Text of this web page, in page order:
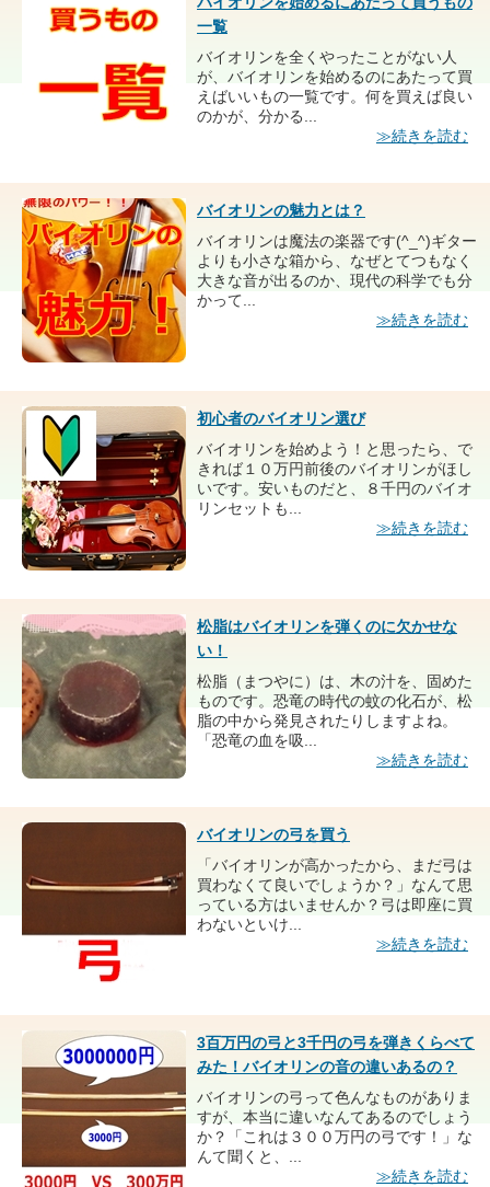
一覧
バイオリンを全くやったことがない人
が、バイオリンを始めるのにあたって買
えばいいもの一覧です。何を買えば良い
のかが、分かる...
≫続きを読む
バイオリンの魅力とは？
バイオリンは魔法の楽器です(^_^)ギター
よりも小さな箱から、なぜとてつもなく
大きな音が出るのか、現代の科学でも分
かって...
≫続きを読む
初心者のバイオリン選び
バイオリンを始めよう！と思ったら、で
きれば１０万円前後のバイオリンがほし
いです。安いものだと、８千円のバイオ
リンセットも...
≫続きを読む
松脂はバイオリンを弾くのに欠かせな
い！
松脂（まつやに）は、木の汁を、固めた
ものです。恐竜の時代の蚊の化石が、松
脂の中から発見されたりしますよね。
「恐竜の血を吸...
≫続きを読む
バイオリンの弓を買う
「バイオリンが高かったから、まだ弓は
買わなくて良いでしょうか？」なんて思
っている方はいませんか？弓は即座に買
わないといけ...
≫続きを読む
3百万円の弓と3千円の弓を弾きくらべて
みた！バイオリンの音の違いあるの？
バイオリンの弓って色んなものがありま
すが、本当に違いなんてあるのでしょう
か？「これは３００万円の弓です！」な
んて聞くと、...
≫続きを読む